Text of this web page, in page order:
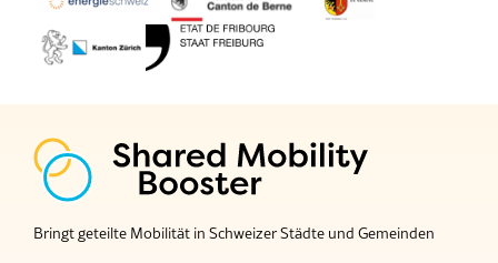
Bringt geteilte Mobilität in Schweizer Städte und Gemeinden